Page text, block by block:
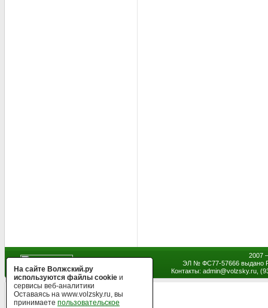
2007
ЭЛ № ФС77-57666 выдано
Контакты: admin@volzsky.ru,
На сайте Волжский.ру
используются файлы cookie и
сервисы веб-аналитики
Оставаясь на www.volzsky.ru, вы
принимаете пользовательское